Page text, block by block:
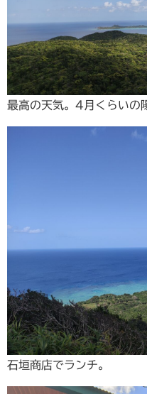
最高の天気。4月くらいの
石垣商店でランチ。